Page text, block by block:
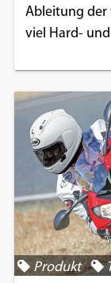
Ableitung der
viel Hard-
Produkt